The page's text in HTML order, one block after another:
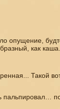
будто
как каша...
Такой
пальпировал…